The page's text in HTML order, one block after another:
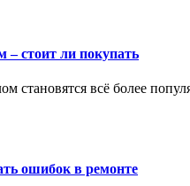
стоит ли покупать
становятся всё более
ошибок в ремонте